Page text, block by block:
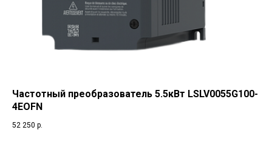
Частотный преобразователь 5.5кВт LSLV0055G100-
4EOFN
52 250 р.